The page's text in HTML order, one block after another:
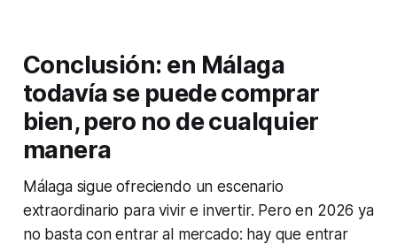
Conclusión: en Málaga
todavía se puede comprar
bien, pero no de cualquier
manera
Málaga sigue ofreciendo un escenario
extraordinario para vivir e invertir. Pero en 2026 ya
no basta con entrar al mercado: hay que entrar